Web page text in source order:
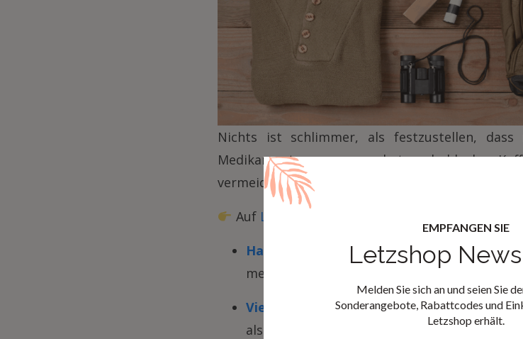
Nichts ist schlimmer, als festzustellen,
Medikamente vergessen hat, sobald der
vermeiden, setzen Sie auf gute Organisation !
Auf Letzshop.lu
Hand- oder Aufgabegepäckskoffer:
meisten Fluggesellschaften.
Vielseitige Rucksäcke:perfekt für
als zweites Handgepäck. Einige Modelle
EMPFANGEN SIE
Letzshop
Melden Sie sich an und seien Sie
Sonderangebote, Rabattcodes und
Letzshop erhält.